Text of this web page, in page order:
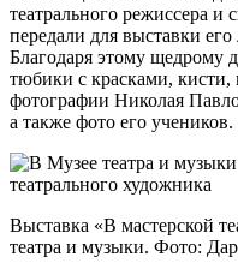
театрального режиссера и
передали для выставки
Благодаря этому щедрому
тюбики с красками,
фотографии Николая
а также фото его учеников.
Выставка «В мастерской
театра и музыки. Фото: